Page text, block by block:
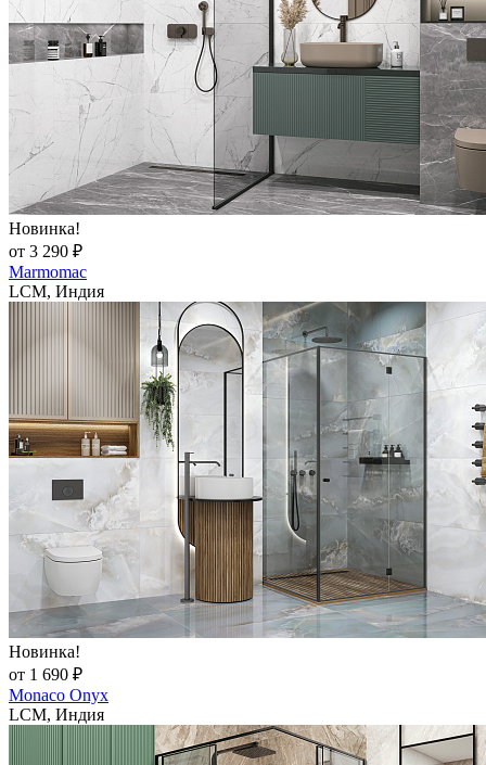
Новинка!
от 3 290 ₽
Marmomac
LCM, Индия
Новинка!
от 1 690 ₽
Monaco Onyx
LCM, Индия